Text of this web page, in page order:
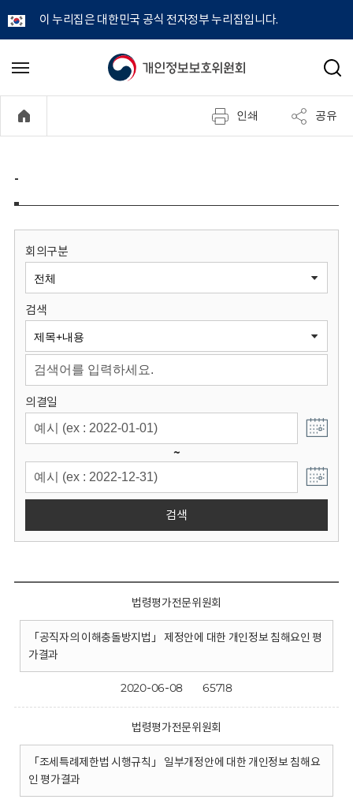
이 누리집은 대한민국 공식 전자정부 누리집입니다.
개
정
보
원
회
메
기
검
인쇄 공유
-
회의구분
검색
의결일
~
검색
법령평가전문위원회
「공직자의 이해충돌방지법」 제정안에 대한 개인정보 침해요인 평
가결과
2020-06-08 65718
법령평가전문위원회
「조세특례제한법 시행규칙」 일부개정안에 대한 개인정보 침해요
인 평가결과